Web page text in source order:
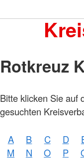
Rotkreuz
Bitte klicken Sie auf
gesuchten
A B C D
M
N O P